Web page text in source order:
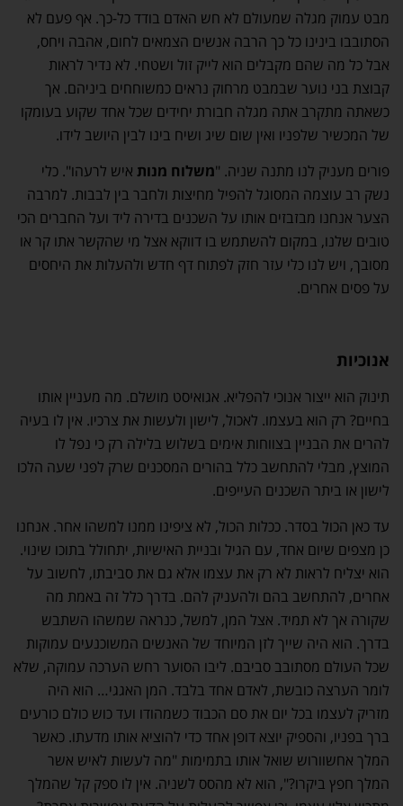
מבט עמוק מגלה שמעולם לא חש האדם בודד כל-כך. אף פעם לא
הסתובבו בינינו כל כך הרבה אנשים הצמאים לחום, אהבה ויחס,
אבל כל מה שהם מקבלים הוא לייק זול ושטחי. לא נדיר לראות
קבוצת בני נוער שבמבט מרחוק נראים כמשוחחים ביניהם. אך
כשאתה מתקרב אתה מגלה חבורת יחידים שכל אחד שקוע בעומקו
של המכשיר שלפניו ואין שום שיג ושיח בינו לבין היושב לידו.
פורים מעניק לנו מתנה שניה. "משלוח מנות איש לרעהו". כלי
נשק רב עוצמה המסוגל להפיל מחיצות ולחבר בין לבבות. למרבה
הצער אנחנו מבזבזים אותו על השכנים בדירה ליד ועל החברים הכי
טובים שלנו, במקום להשתמש בו דווקא אצל מי שהקשר אתו קר או
מסובך, ויש לנו כלי עזר חזק לפתוח דף חדש ולהעלות את היחסים
על פסים אחרים.
אנוכיות
תינוק הוא ייצור אנוכי להפליא. אגואיסט מושלם. מה מעניין אותו
בחיים? רק הוא בעצמו. לאכול, לישון ולעשות את צרכיו. אין לו בעיה
להרים את הבניין בצווחות אימים בשלוש בלילה רק כי נפל לו
המוצץ, מבלי להתחשב כלל בהורים המסכנים שרק לפני שעה הלכו
לישון או ביתר השכנים העייפים.
עד כאן הכול בסדר. ככלות הכול, לא ציפינו ממנו למשהו אחר. אנחנו
כן מצפים שיום אחד, עם הגיל ובניית האישיות, יתחולל בתוכו שינוי.
הוא יצליח לראות לא רק את עצמו אלא גם את סביבתו, לחשוב על
אחרים, להתחשב בהם ולהעניק להם. בדרך כלל זה באמת מה
שקורה אך לא תמיד. אצל המן, למשל, כנראה שמשהו השתבש
בדרך. הוא היה שייך לזן המיוחד של האנשים המשוכנעים עמוקות
שכל העולם מסתובב סביבם. ליבו הסוער רחש הערכה עמוקה, שלא
לומר הערצה כובשת, לאדם אחד בלבד. המן האגגי… הוא היה
מזריק לעצמו בכל יום את סם הכבוד כשמהודו ועד כוש כולם כורעים
ברך בפניו, והספיק יוצא דופן אחד כדי להוציא אותו מדעתו. כאשר
המלך אחשוורוש שואל אותו בתמימות "מה לעשות לאיש אשר
המלך חפץ ביקרו?", הוא לא מהסס לשניה. אין לו ספק קל שהמלך